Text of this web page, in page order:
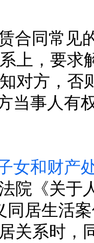
合同
上，要求
对方，否
当事人有
女和财产
《关于
同居生活
关系时，